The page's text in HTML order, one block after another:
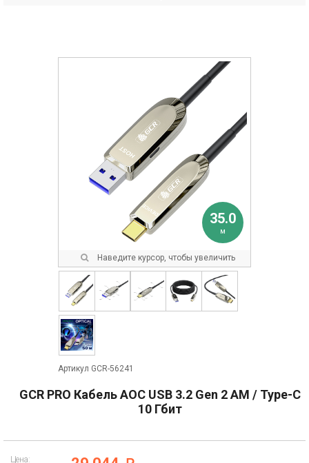
35.0
м
Наведите курсор, чтобы увеличить
Артикул GCR-56241
GCR PRO Кабель AOC USB 3.2 Gen 2 AM / Type-C
10 Гбит
Цена: